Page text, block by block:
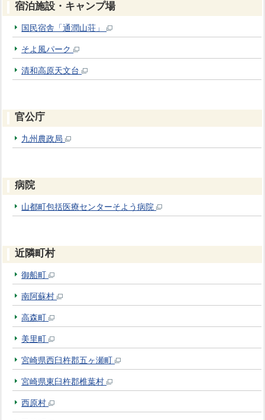
宿泊施設・キャンプ場
国民宿舎「通潤山荘」
そよ風パーク
清和高原天文台
官公庁
九州農政局
病院
山都町包括医療センターそよう病院
近隣町村
御船町
南阿蘇村
高森町
美里町
宮崎県西臼杵郡五ヶ瀬町
宮崎県東臼杵郡椎葉村
西原村